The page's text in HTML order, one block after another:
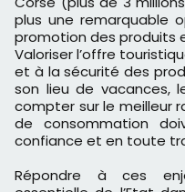
plus une remarquable
promotion des produits
Valoriser l’offre
et à la sécurité des
son lieu de vacances,
compter sur le meilleur
de consommation
confiance et en toute
Répondre à ces